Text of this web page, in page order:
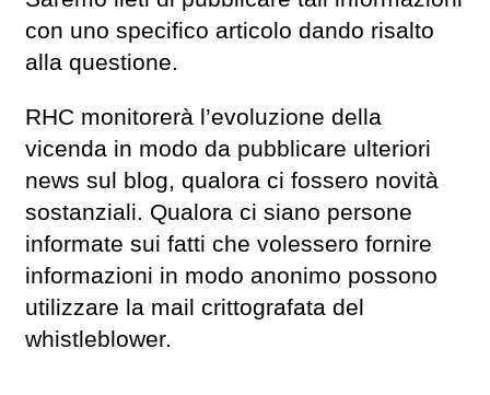
con uno specifico articolo dando risalto
alla questione.
RHC monitorerà l’evoluzione della
vicenda in modo da pubblicare ulteriori
news sul blog, qualora ci fossero novità
sostanziali. Qualora ci siano persone
informate sui fatti che volessero fornire
informazioni in modo anonimo possono
utilizzare la mail crittografata del
whistleblower.